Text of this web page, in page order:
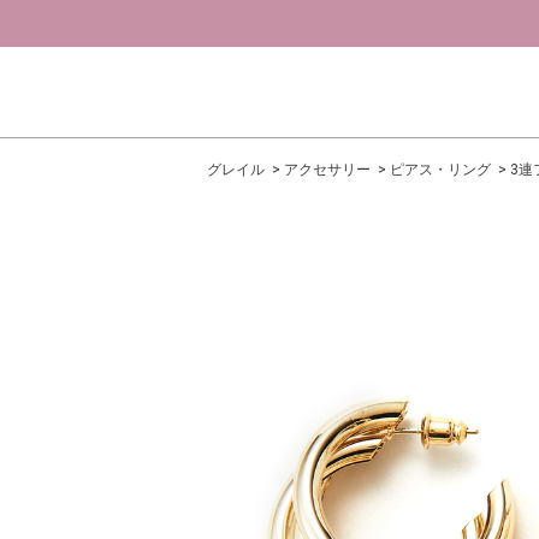
グレイル アクセサリー ピアス・リング 3連